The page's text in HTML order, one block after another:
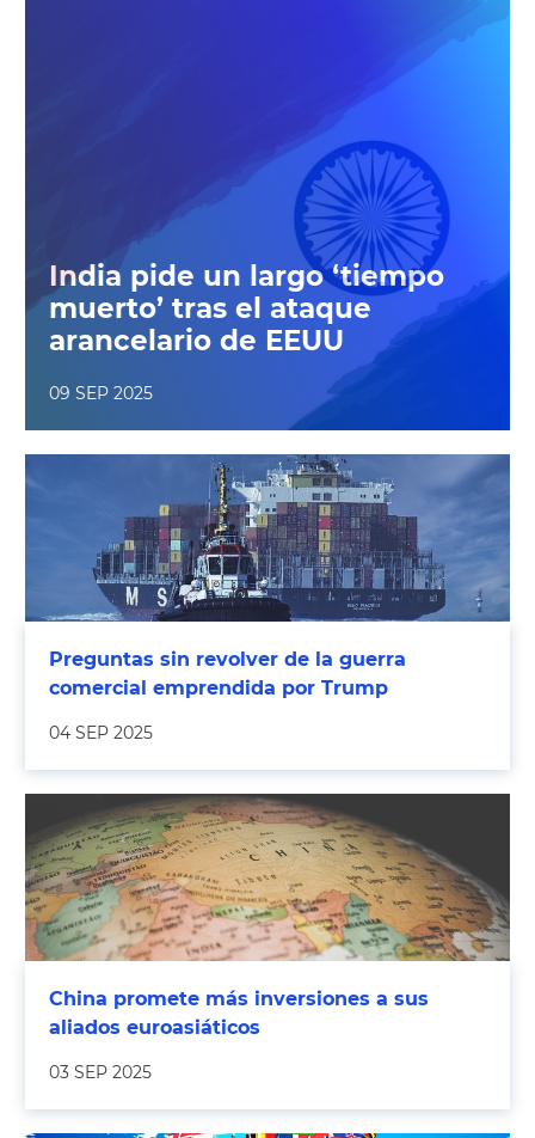
India pide un largo ‘tiempo
muerto’ tras el ataque
arancelario de EEUU
09 SEP 2025
Preguntas sin revolver de la guerra
comercial emprendida por Trump
04 SEP 2025
China promete más inversiones a sus
aliados euroasiáticos
03 SEP 2025